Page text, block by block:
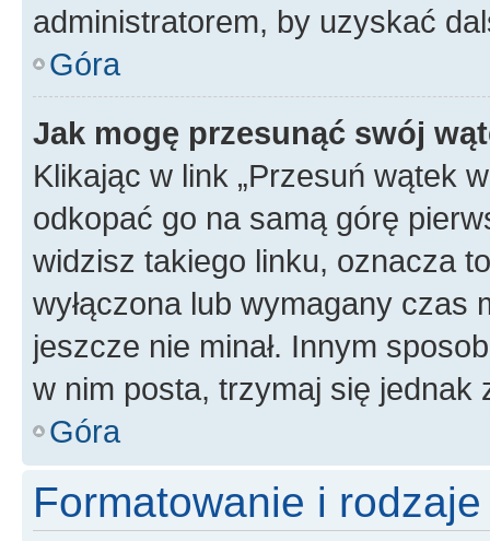
administratorem, by uzyskać
Góra
Jak mogę przesunąć swój
Klikając w link „Przesuń wątek
odkopać go na samą górę
widzisz takiego linku, oznacza
wyłączona lub wymagany czas
jeszcze nie minał. Innym
w nim posta, trzymaj się jednak
Góra
Formatowanie i